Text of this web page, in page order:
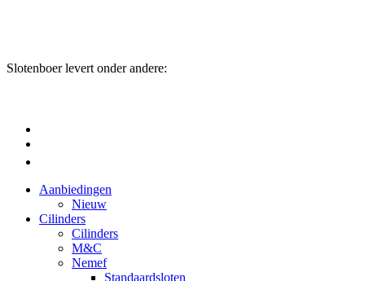
Slotenboer levert onder andere:
Aanbiedingen
Nieuw
Cilinders
Cilinders
M&C
Nemef
Standaardsloten